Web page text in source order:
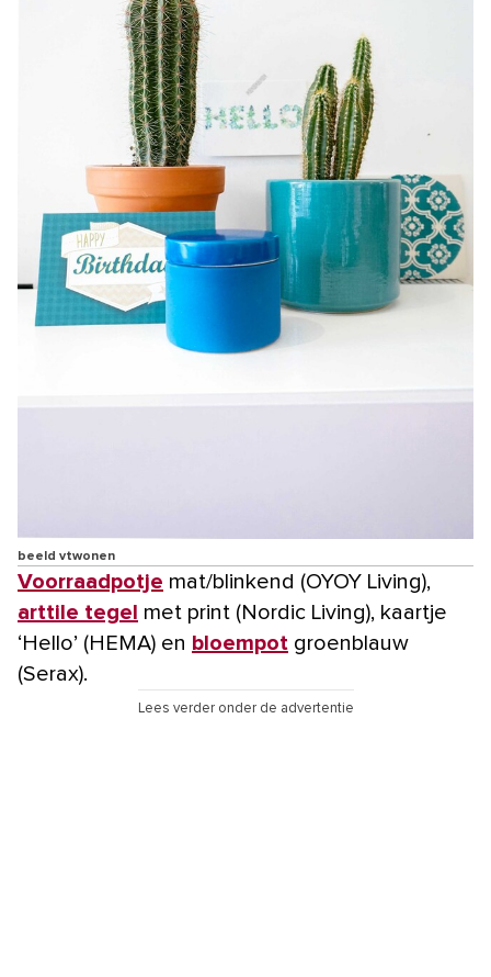
beeld vtwonen
Voorraadpotje mat/blinkend (OYOY Living),
arttile tegel met print (Nordic Living), kaartje
‘Hello’ (HEMA) en bloempot groenblauw
(Serax).
Lees verder onder de advertentie